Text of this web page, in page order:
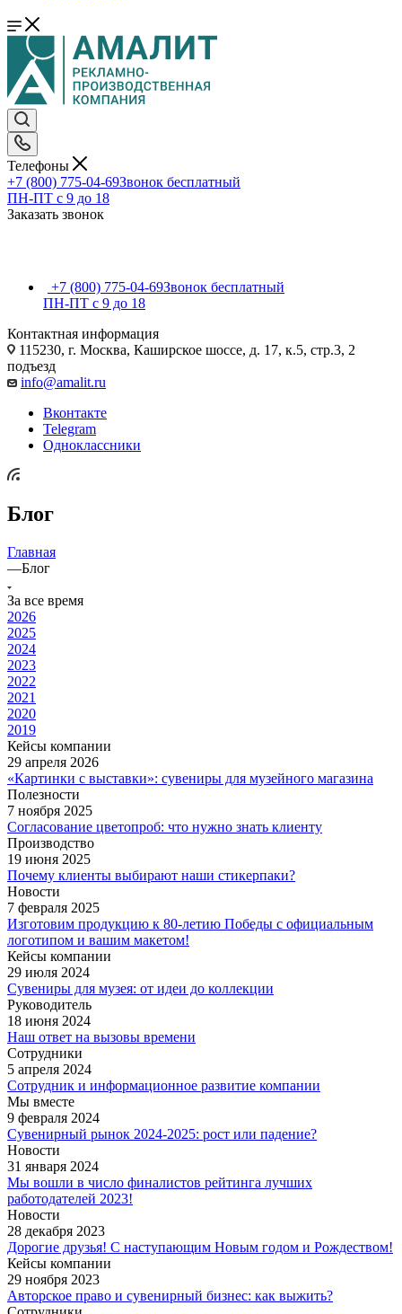
Телефоны
+7 (800) 775-04-69Звонок бесплатный
ПН-ПТ c 9 до 18
Заказать звонок
+7 (800) 775-04-69Звонок бесплатный
ПН-ПТ c 9 до 18
Контактная информация
115230, г. Москва, Каширское шоссе, д. 17, к.5, стр.3, 2
подъезд
info@amalit.ru
Вконтакте
Telegram
Одноклассники
Блог
Главная
—Блог
За все время
2026
2025
2024
2023
2022
2021
2020
2019
Кейсы компании
29 апреля 2026
«Картинки с выставки»: сувениры для музейного магазина
Полезности
7 ноября 2025
Согласование цветопроб: что нужно знать клиенту
Производство
19 июня 2025
Почему клиенты выбирают наши стикерпаки?
Новости
7 февраля 2025
Изготовим продукцию к 80-летию Победы с официальным
логотипом и вашим макетом!
Кейсы компании
29 июля 2024
Сувениры для музея: от идеи до коллекции
Руководитель
18 июня 2024
Наш ответ на вызовы времени
Сотрудники
5 апреля 2024
Сотрудник и информационное развитие компании
Мы вместе
9 февраля 2024
Сувенирный рынок 2024-2025: рост или падение?
Новости
31 января 2024
Мы вошли в число финалистов рейтинга лучших
работодателей 2023!
Новости
28 декабря 2023
Дорогие друзья! С наступающим Новым годом и Рождеством!
Кейсы компании
29 ноября 2023
Авторское право и сувенирный бизнес: как выжить?